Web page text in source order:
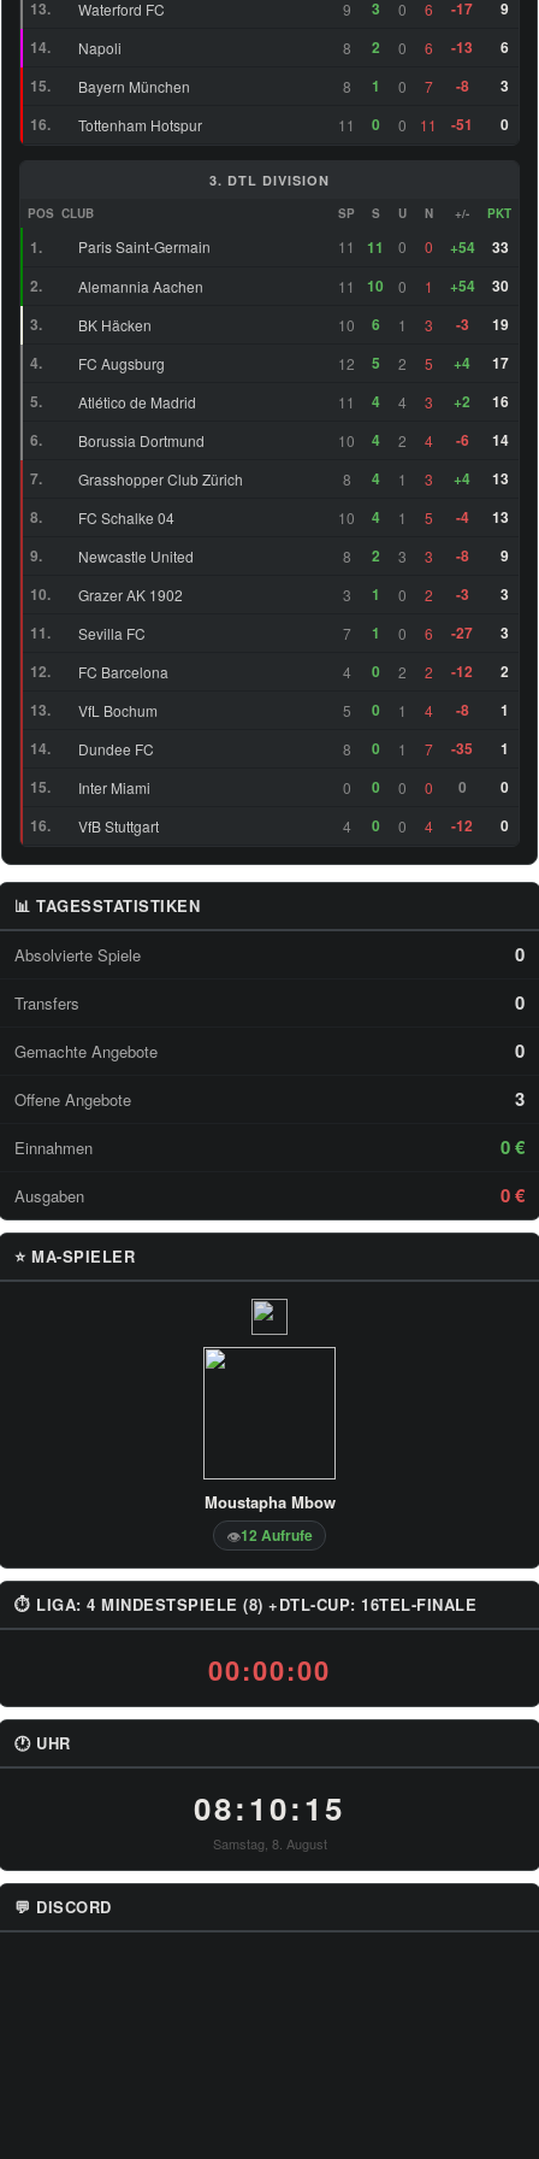
ZOM Justin Lerma (18) 64
(25)
ZDM Corsin Konietzke (20) 63
ZOM Julian Justvan (28) 73
ZOM Sebastian Nanasi (24) 75
RF
(22)
73
Milton Delgado (21) 73
ZOM Martín Ojeda (27) 76
Claudio Mendes Vicente
RM Oliver Antman (24) 73
LF Yudong Wang (19) 64
13.
Waterford FC 9 3 0 6 -17
9
14.
Napoli 8 2 0 6 -13
6
15.
Bayern München 8 1 0 7 -8
3
16.
Tottenham Hotspur 11 0 0 11 -51 0
3. DTL DIVISION
POS CLUB SP S U N +/- PKT
1. Paris Saint-Germain 11 11 0 0 +54
33
2.
Alemannia Aachen 11 10 0 1 +54
30
3.
BK Häcken 10 6 1 3 -3
19
4.
FC Augsburg 12 5 2 5 +4
17
5.
Atlético de Madrid 11 4 4 3 +2
16
6.
Borussia Dortmund 10 4 2 4 -6
14
7.
Grasshopper Club Zürich 8 4 1 3 +4
13
8.
FC Schalke 04 10 4 1 5 -4
13
9.
Newcastle United 8 2 3 3 -8
9
10.
Grazer AK 1902 3 1 0 2 -3
3
11.
Sevilla FC 7 1 0 6 -27
3
12.
FC Barcelona 4 0 2 2 -12
2
13.
VfL Bochum 5 0 1 4 -8
1
14.
Dundee FC 8 0 1 7 -35
1
15.
Inter Miami 0 0 0 0 0
0
16.
VfB Stuttgart 4 0 0 4 -12 0
📊 TAGESSTATISTIKEN
Absolvierte Spiele 0
Transfers 0
Gemachte Angebote 0
Offene Angebote 3
Einnahmen 0 €
Ausgaben 0 €
⭐ MA-SPIELER
Moustapha Mbow
👁12 Aufrufe
⏱ LIGA: 4 MINDESTSPIELE (8) +DTL-CUP: 16TEL-FINALE
00:00:00
🕐 UHR
08:10:15
Samstag, 8. August
💬 DISCORD